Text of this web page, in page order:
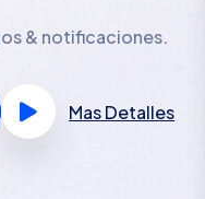
& notificaciones.
Mas Detalles